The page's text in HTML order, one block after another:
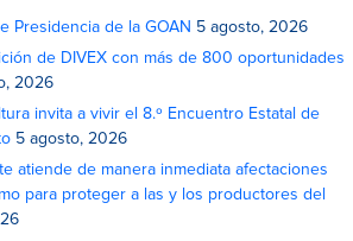
Presidencia de la GOAN 5 agosto, 2026
de DIVEX con más de 800 oportunidades
2026
invita a vivir el 8.º Encuentro Estatal de
5 agosto, 2026
atiende de manera inmediata afectaciones
para proteger a las y los productores del